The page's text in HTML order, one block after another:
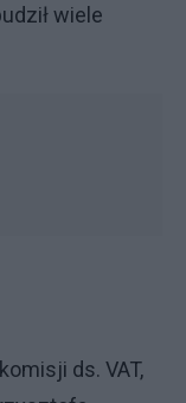
wiele
ds. VAT,